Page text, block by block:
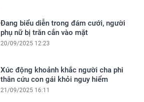
Đang biểu diễn trong đám cưới, người
phụ nữ bị trăn cắn vào mặt
20/09/2025 12:23
Xúc động khoảnh khắc người cha phi
thân cứu con gái khỏi nguy hiểm
21/09/2025 16:11